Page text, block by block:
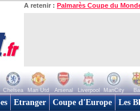
A retenir : Palmarès Coupe du
Chelsea Man Utd Arsenal Liverpool ManCity
Etranger Coupe d'Europe Les